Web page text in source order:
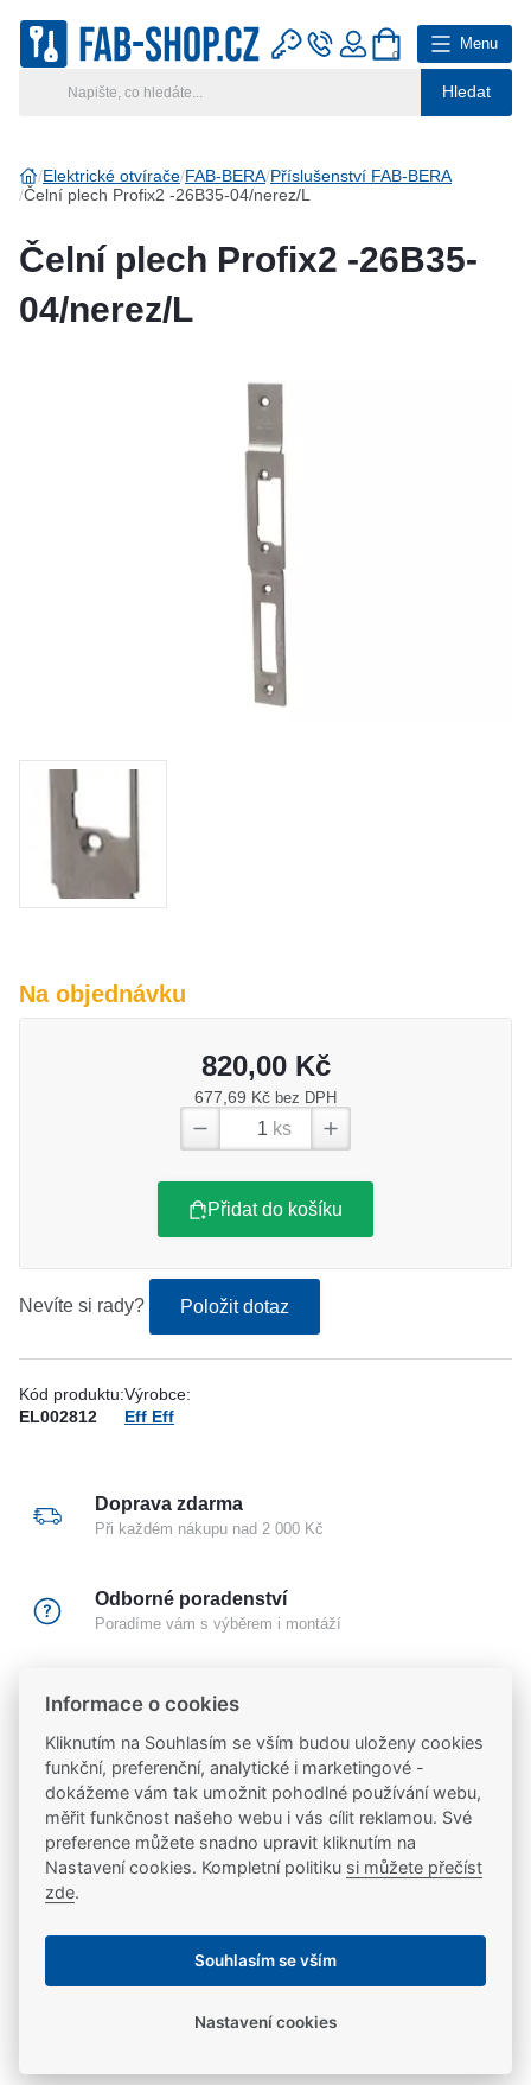
Hledat
0
Menu
Hlavní kategorie
Klíčové systémy
Elektrické otvírače FAB-BERA Příslušenství FAB-BERA
Čelní plech Profix2 -26B35-04/nerez/L
Čelní plech Profix2 -26B35-
04/nerez/L
Na objednávku
820,00 Kč
677,69 Kč bez DPH
ks
Přidat do košíku
Nevíte si rady? Položit dotaz
Kód produktu:
EL002812
Výrobce:
Eff Eff
Doprava zdarma
Při každém nákupu nad 2 000 Kč
Odborné poradenství
Poradíme vám s výběrem i montáží
Certifikovaný partner
20 let na trhu
Poradíme vám, máme 20 let zkušeností
Popis
Montážní lišta pro elektrické otvírače effeff ProFix® 2
Informace o cookies
Kliknutím na Souhlasím se vším budou uloženy cookies
funkční, preferenční, analytické i marketingové -
dokážeme vám tak umožnit pohodlné používání webu,
měřit funkčnost našeho webu i vás cílit reklamou. Své
preference můžete snadno upravit kliknutím na
Nastavení cookies. Kompletní politiku si můžete přečíst
zde.
Souhlasím se vším
Nastavení cookies